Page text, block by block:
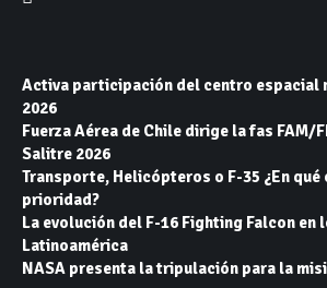
Activa participación del centro espacial
2026
Fuerza Aérea de Chile dirige la fas FAM/
Salitre 2026
Transporte, Helicópteros o F-35 ¿En qué
prioridad?
La evolución del F-16 Fighting Falcon en
Latinoamérica
NASA presenta la tripulación para la